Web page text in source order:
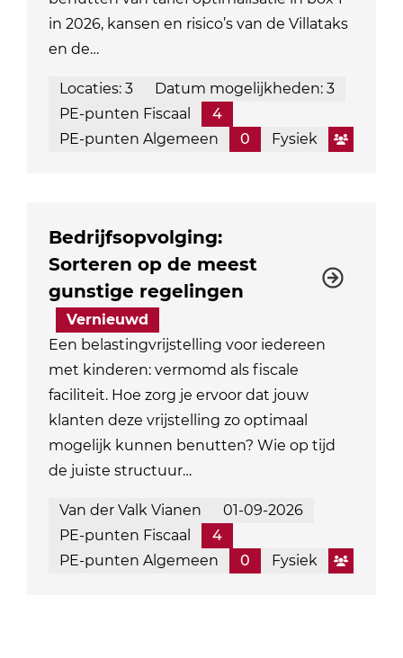
in 2026, kansen en risico’s van de Villataks
en de…
Locaties: 3
Datum mogelijkheden: 3
PE-punten Fiscaal
4
PE-punten Algemeen
0 Fysiek
Bedrijfsopvolging:
Sorteren op de meest
gunstige regelingen
Vernieuwd
Een belastingvrijstelling voor iedereen
met kinderen: vermomd als fiscale
faciliteit. Hoe zorg je ervoor dat jouw
klanten deze vrijstelling zo optimaal
mogelijk kunnen benutten? Wie op tijd
de juiste structuur…
Van der Valk Vianen
01-09-2026
PE-punten Fiscaal
4
PE-punten Algemeen
0 Fysiek